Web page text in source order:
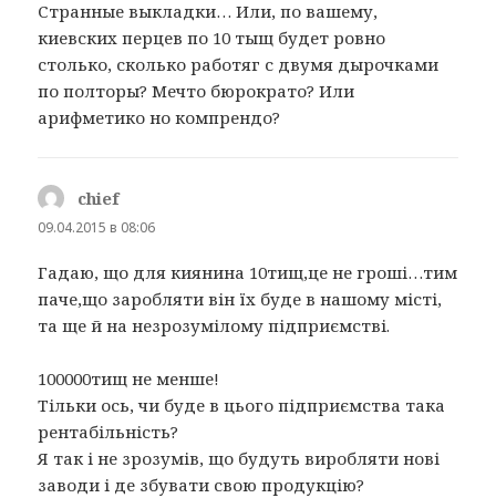
Странные выкладки… Или, по вашему,
киевских перцев по 10 тыщ будет ровно
столько, сколько работяг с двумя дырочками
по полторы? Мечто бюрократо? Или
арифметико но компрендо?
chief:
09.04.2015 в 08:06
Гадаю, що для киянина 10тищ,це не гроші…тим
паче,що заробляти він їх буде в нашому місті,
та ще й на незрозумілому підприємстві.
100000тищ не менше!
Тільки ось, чи буде в цього підприємства така
рентабільність?
Я так і не зрозумів, що будуть виробляти нові
заводи і де збувати свою продукцію?